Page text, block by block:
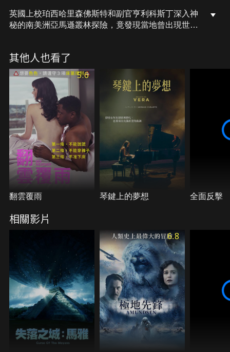
英國上校珀西哈里森佛斯特和副官亨利科斯丁深入神
秘的南美洲亞馬遜叢林探險，竟發現當地曾出現世界
的話。在愛妻無怨無悔支持下，佛斯特決心帶領兒子
傑克重返亞馬遜叢林，尋找古文明存在的證據，一行
人卻離奇消失，從此再無任何音訊，成為史上最神秘
又懸疑的失蹤事件。
其他人也看了
5.6
翻雲覆雨 琴鍵上的夢想 全面反擊
相關影片
6.8